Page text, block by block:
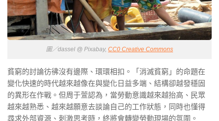
圖／dassel @ Pixabay, CC0 Creative Commons
貧窮的討論彷彿沒有邊際、環環相扣。「消滅貧窮」的命題在
變化快速的時代越來越像在與變化日益多端、結構卻越發穩固
的異形在作戰。但周于萱認為，當勞動意識越來越抬高、民眾
越來越熟悉、越來越願意去談論自己的工作狀態，同時也懂得
尋求外部資源、刺激思考時，終將會轉變勞動現場的氛圍。